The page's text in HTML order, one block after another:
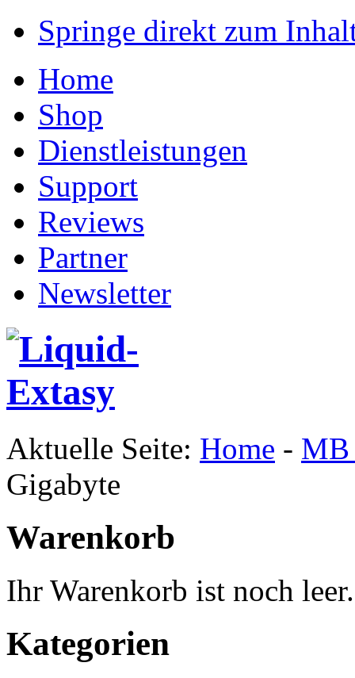
Springe direkt zum
Home
Shop
Dienstleistungen
Support
Reviews
Partner
Newsletter
Aktuelle Seite: Home - MB
Gigabyte
Warenkorb
Ihr Warenkorb ist noch leer.
Kategorien